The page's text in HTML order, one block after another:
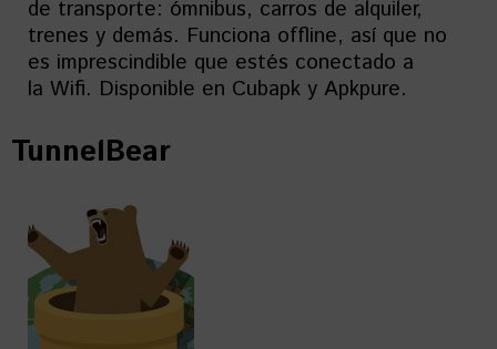
de transporte: ómnibus, carros de alquiler,
trenes y demás. Funciona offline, así que no
es imprescindible que estés conectado a
la Wifi. Disponible en Cubapk y Apkpure.
TunnelBear